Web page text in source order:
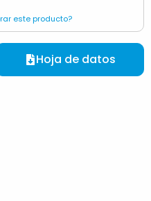
este producto?
Hoja de datos